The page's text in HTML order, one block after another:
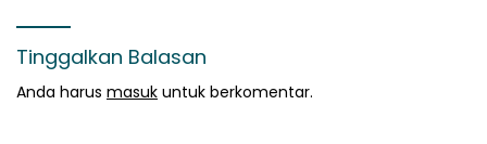
Tinggalkan Balasan
Anda harus masuk untuk berkomentar.